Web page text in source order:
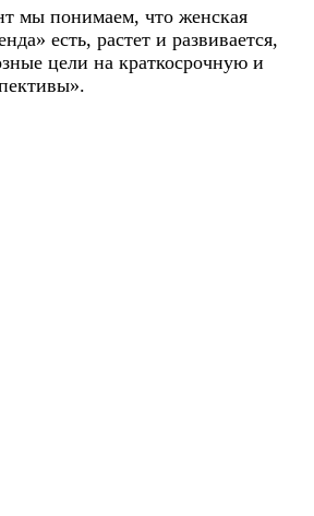
мы понимаем, что женская
есть, растет и развивается,
цели на краткосрочную и